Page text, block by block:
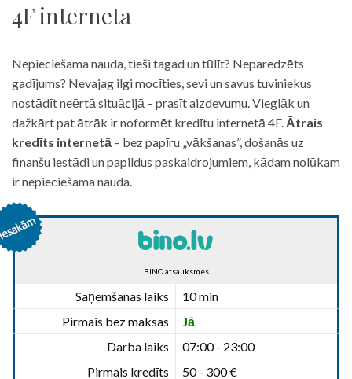
4F internetā
Nepieciešama nauda, tieši tagad un tūlīt? Neparedzēts
gadījums? Nevajag ilgi mocīties, sevi un savus tuviniekus
nostādīt neērtā situācijā – prasīt aizdevumu. Vieglāk un
dažkārt pat ātrāk ir noformēt kredītu internetā 4F. Ātrais
kredīts internetā – bez papīru „vākšanas”, došanās uz
finanšu iestādi un papildus paskaidrojumiem, kādam nolūkam
ir nepieciešama nauda.
BINO atsauksmes
Saņemšanas laiks
10 min
Pirmais bez maksas
Jā
Darba laiks
07:00 - 23:00
Pirmais kredīts
50 - 300 €